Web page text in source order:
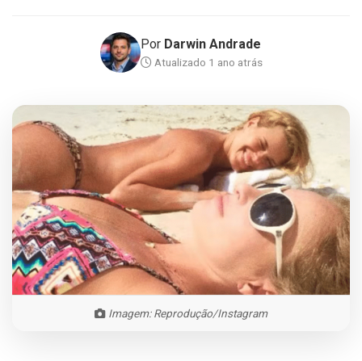
Por Darwin Andrade
Atualizado 1 ano atrás
Imagem: Reprodução/Instagram